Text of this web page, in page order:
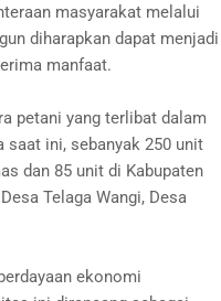
masyarakat melalui
diharapkan dapat menjadi
manfaat.
petani yang terlibat dalam
saat ini, sebanyak 250 unit
dan 85 unit di Kabupaten
Telaga Wangi, Desa
ekonomi